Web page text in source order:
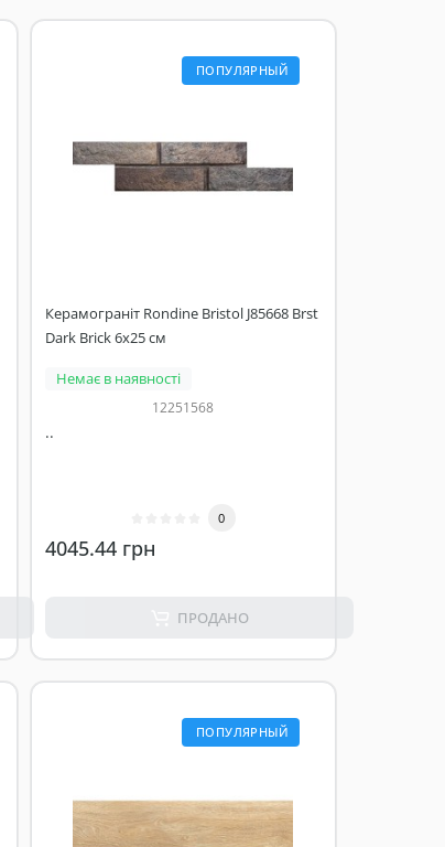
ПОПУЛЯРНЫЙ
Керамограніт Rondine Bristol J85668 Brst
Dark Brick 6x25 см
Немає в наявності
12251568
..
0
4045.44 грн
ПРОДАНО
ПОПУЛЯРНЫЙ